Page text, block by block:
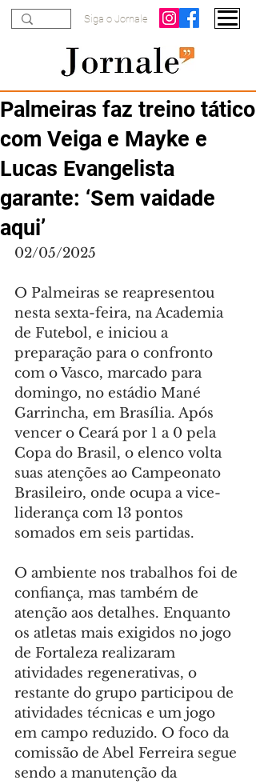
Siga o Jornale
Palmeiras faz treino tático
com Veiga e Mayke e
Lucas Evangelista
garante: ‘Sem vaidade
aqui’
02/05/2025
O Palmeiras se reapresentou
nesta sexta-feira, na Academia
de Futebol, e iniciou a
preparação para o confronto
com o Vasco, marcado para
domingo, no estádio Mané
Garrincha, em Brasília. Após
vencer o Ceará por 1 a 0 pela
Copa do Brasil, o elenco volta
suas atenções ao Campeonato
Brasileiro, onde ocupa a vice-
liderança com 13 pontos
somados em seis partidas.
O ambiente nos trabalhos foi de
confiança, mas também de
atenção aos detalhes. Enquanto
os atletas mais exigidos no jogo
de Fortaleza realizaram
atividades regenerativas, o
restante do grupo participou de
atividades técnicas e um jogo
em campo reduzido. O foco da
comissão de Abel Ferreira segue
sendo a manutenção da